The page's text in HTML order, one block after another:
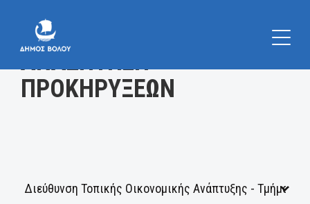
ΑΝΑΖΗΤΗΣΗ
ΠΡΟΚΗΡΥΞΕΩΝ